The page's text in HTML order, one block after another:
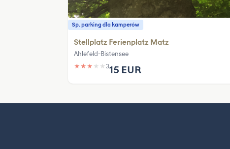
Sp. parking dla kamperów
Stellplatz Ferienplatz Matz
Ahlefeld-Bistensee
★ ★ ★ ★ ★ 315 EUR